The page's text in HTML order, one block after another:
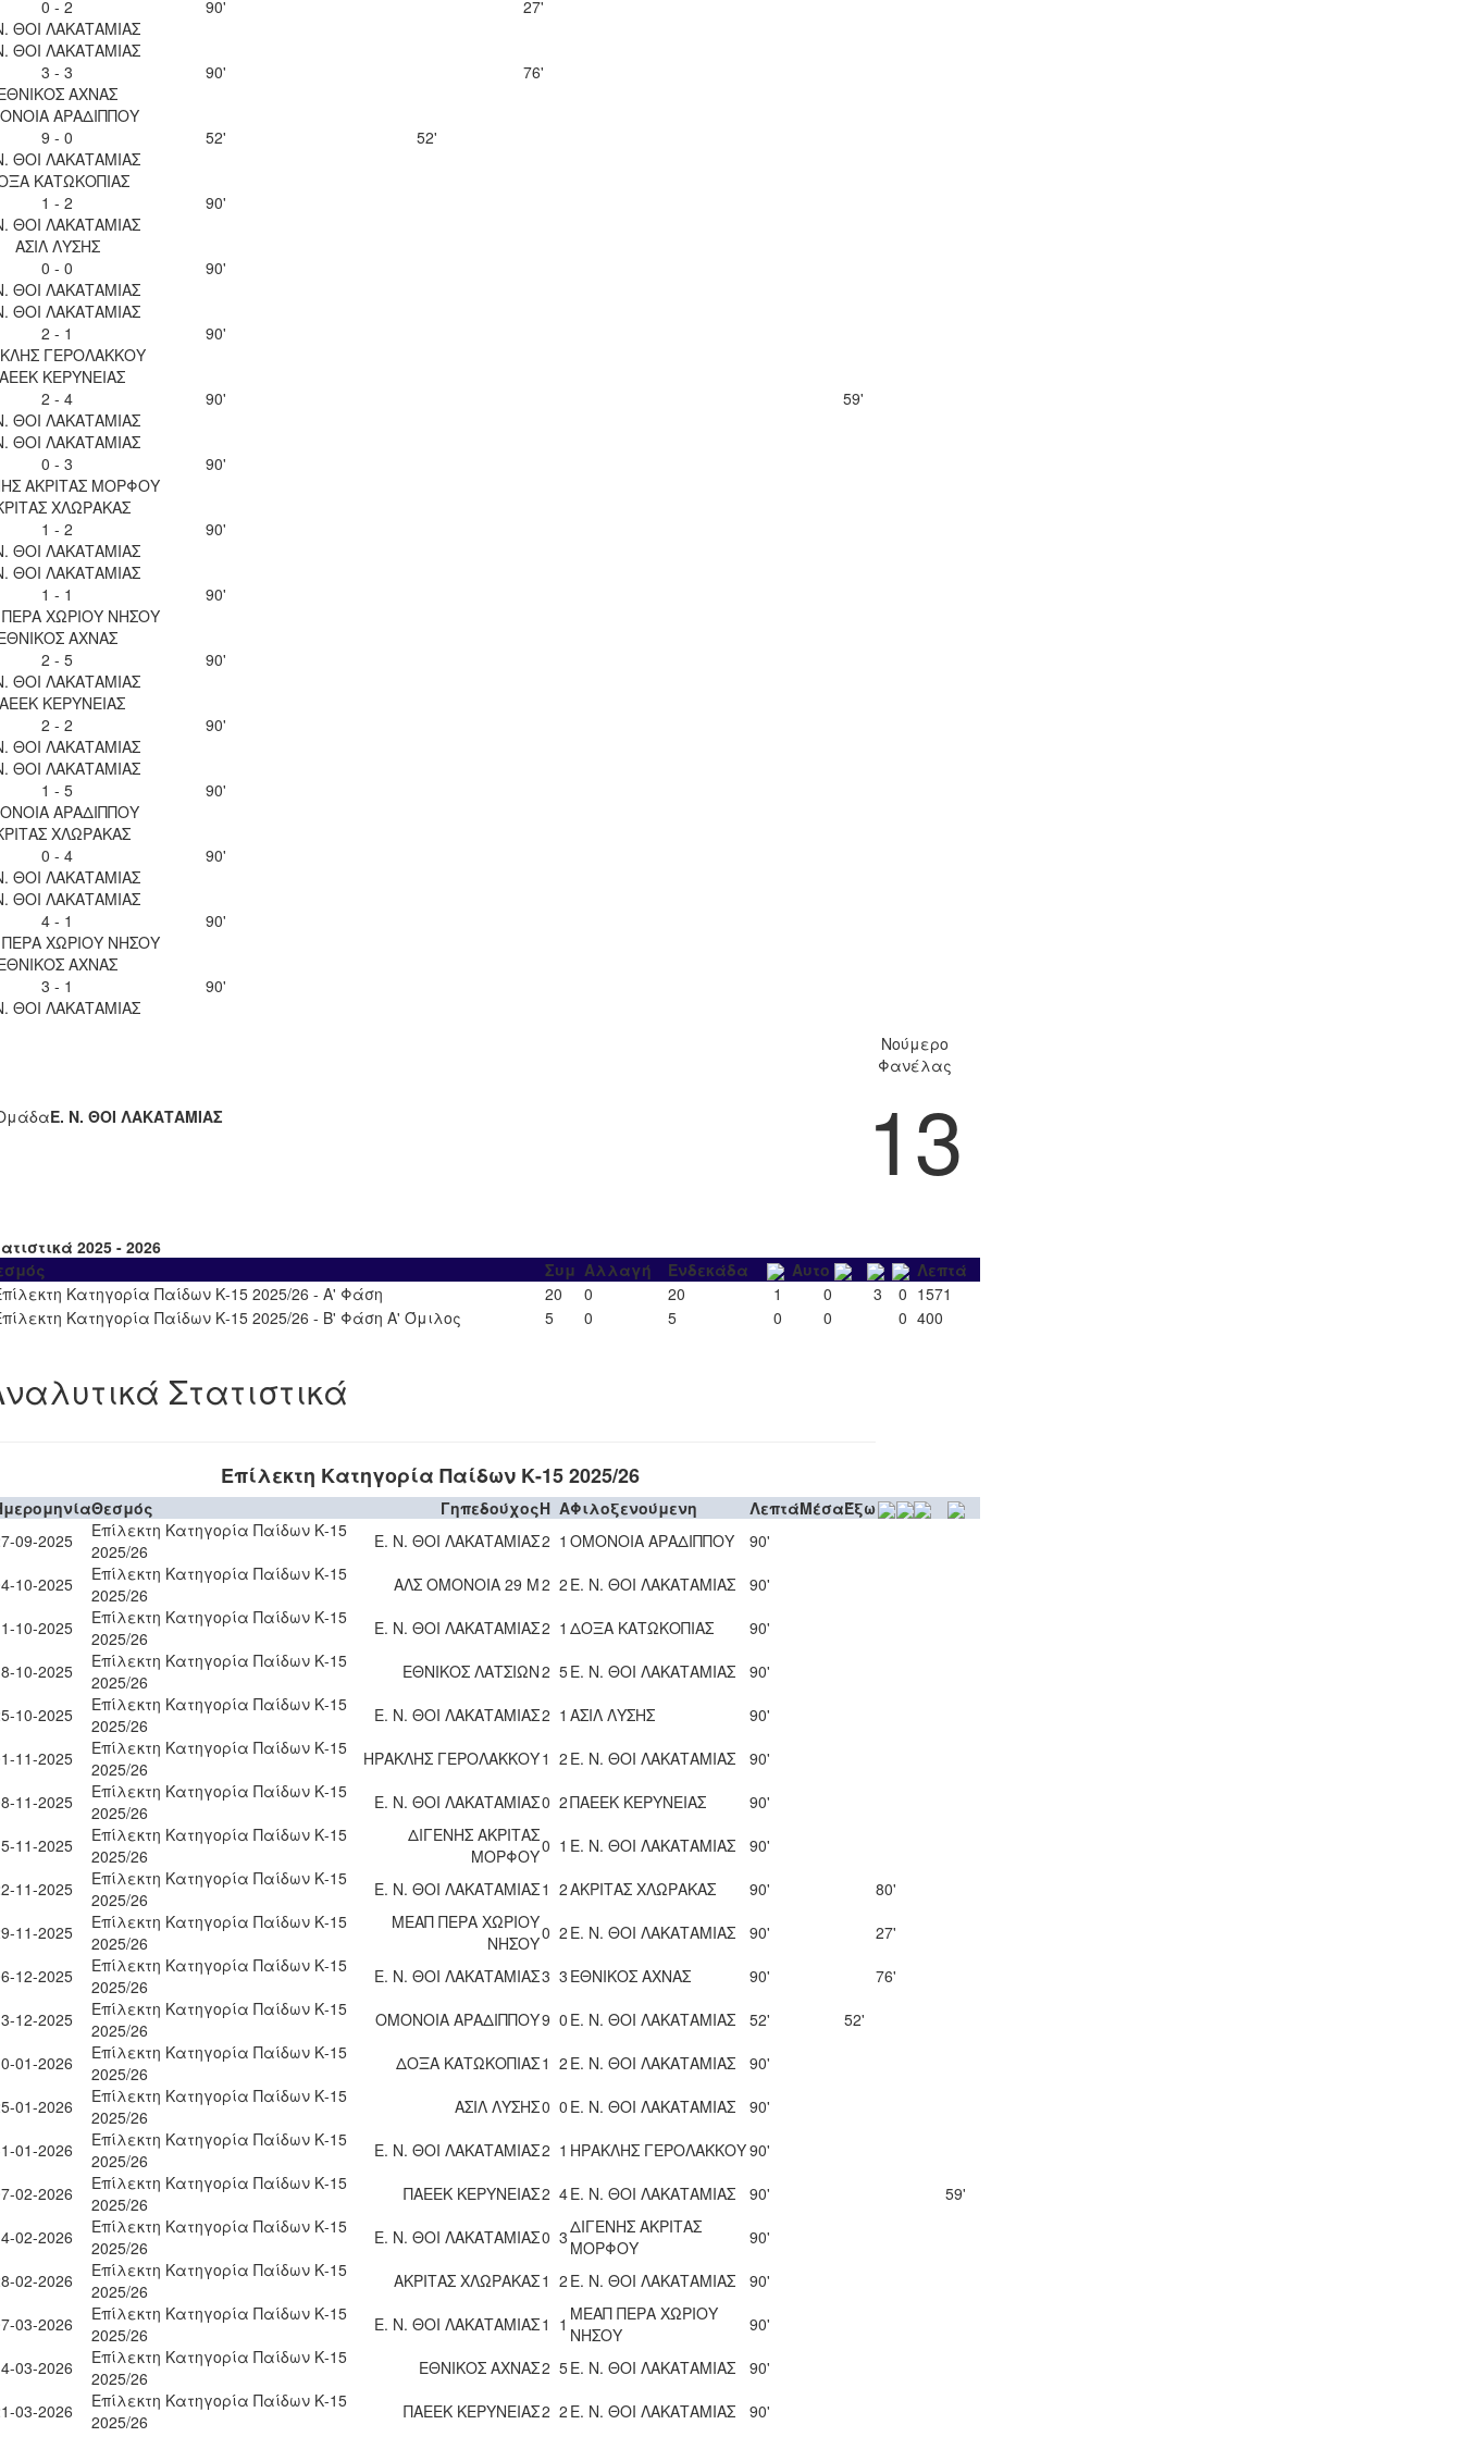
0 - 2
ΘΟΙ ΛΑΚΑΤΑΜΙΑΣ
90'
27'
ΘΟΙ ΛΑΚΑΤΑΜΙΑΣ
3 - 3
ΑΧΝΑΣ
90'
76'
ΑΡΑΔΙΠΠΟΥ
9 - 0
ΘΟΙ ΛΑΚΑΤΑΜΙΑΣ
52'
52'
ΚΑΤΩΚΟΠΙΑΣ
1 - 2
ΘΟΙ ΛΑΚΑΤΑΜΙΑΣ
90'
ΑΣΙΛ ΛΥΣΗΣ
0 - 0
ΘΟΙ ΛΑΚΑΤΑΜΙΑΣ
90'
ΘΟΙ ΛΑΚΑΤΑΜΙΑΣ
2 - 1
ΓΕΡΟΛΑΚΚΟΥ
90'
ΚΕΡΥΝΕΙΑΣ
2 - 4
ΘΟΙ ΛΑΚΑΤΑΜΙΑΣ
90'
59'
ΘΟΙ ΛΑΚΑΤΑΜΙΑΣ
0 - 3
ΑΚΡΙΤΑΣ ΜΟΡΦΟΥ
90'
ΧΛΩΡΑΚΑΣ
1 - 2
ΘΟΙ ΛΑΚΑΤΑΜΙΑΣ
90'
ΘΟΙ ΛΑΚΑΤΑΜΙΑΣ
1 - 1
ΧΩΡΙΟΥ ΝΗΣΟΥ
90'
ΑΧΝΑΣ
2 - 5
ΘΟΙ ΛΑΚΑΤΑΜΙΑΣ
90'
ΚΕΡΥΝΕΙΑΣ
2 - 2
ΘΟΙ ΛΑΚΑΤΑΜΙΑΣ
90'
ΘΟΙ ΛΑΚΑΤΑΜΙΑΣ
1 - 5
ΑΡΑΔΙΠΠΟΥ
90'
ΧΛΩΡΑΚΑΣ
0 - 4
ΘΟΙ ΛΑΚΑΤΑΜΙΑΣ
90'
ΘΟΙ ΛΑΚΑΤΑΜΙΑΣ
4 - 1
ΧΩΡΙΟΥ ΝΗΣΟΥ
90'
ΑΧΝΑΣ
3 - 1
ΘΟΙ ΛΑΚΑΤΑΜΙΑΣ
90'
Ε. Ν. ΘΟΙ ΛΑΚΑΤΑΜΙΑΣ
Νούμερο
Φανέλας
13
2025 - 2026
Συμ Αλλαγή Ενδεκάδα Αυτο
Λεπτά
Κατηγορία Παίδων Κ-15 2025/26 - Α' Φάση
20 0 20 1 0 3 0 1571
Κατηγορία Παίδων Κ-15 2025/26 - Β' Φάση Α' Όμιλος
5 0 5 0 0 0 400
Στατιστικά
Επίλεκτη Κατηγορία Παίδων Κ-15 2025/26
Θεσμός ΓηπεδούχοςH AΦιλοξενούμενη ΛεπτάΜέσαΈξω
09-2025
Επίλεκτη Κατηγορία Παίδων Κ-15
2025/26
Ε. Ν. ΘΟΙ ΛΑΚΑΤΑΜΙΑΣ2 1 ΟΜΟΝΟΙΑ ΑΡΑΔΙΠΠΟΥ
90'
10-2025
Επίλεκτη Κατηγορία Παίδων Κ-15
2025/26
ΑΛΣ ΟΜΟΝΟΙΑ 29 Μ2 2 Ε. Ν. ΘΟΙ ΛΑΚΑΤΑΜΙΑΣ
90'
10-2025
Επίλεκτη Κατηγορία Παίδων Κ-15
2025/26
Ε. Ν. ΘΟΙ ΛΑΚΑΤΑΜΙΑΣ2 1 ΔΟΞΑ ΚΑΤΩΚΟΠΙΑΣ
90'
10-2025
Επίλεκτη Κατηγορία Παίδων Κ-15
2025/26
ΕΘΝΙΚΟΣ ΛΑΤΣΙΩΝ2 5Ε. Ν. ΘΟΙ ΛΑΚΑΤΑΜΙΑΣ
90'
10-2025
Επίλεκτη Κατηγορία Παίδων Κ-15
2025/26
Ε. Ν. ΘΟΙ ΛΑΚΑΤΑΜΙΑΣ2 1 ΑΣΙΛ ΛΥΣΗΣ
90'
11-2025
Επίλεκτη Κατηγορία Παίδων Κ-15
2025/26
ΗΡΑΚΛΗΣ ΓΕΡΟΛΑΚΚΟΥ1 2 Ε. Ν. ΘΟΙ ΛΑΚΑΤΑΜΙΑΣ
90'
11-2025
Επίλεκτη Κατηγορία Παίδων Κ-15
2025/26
Ε. Ν. ΘΟΙ ΛΑΚΑΤΑΜΙΑΣ0 2ΠΑΕΕΚ ΚΕΡΥΝΕΙΑΣ
90'
11-2025
Επίλεκτη Κατηγορία Παίδων Κ-15
2025/26
ΔΙΓΕΝΗΣ ΑΚΡΙΤΑΣ
ΜΟΡΦΟΥ0 1 Ε. Ν. ΘΟΙ ΛΑΚΑΤΑΜΙΑΣ
90'
11-2025
Επίλεκτη Κατηγορία Παίδων Κ-15
2025/26
Ε. Ν. ΘΟΙ ΛΑΚΑΤΑΜΙΑΣ1 2ΑΚΡΙΤΑΣ ΧΛΩΡΑΚΑΣ 90'
80'
11-2025
Επίλεκτη Κατηγορία Παίδων Κ-15
2025/26
ΜΕΑΠ ΠΕΡΑ ΧΩΡΙΟΥ
ΝΗΣΟΥ0 2 Ε. Ν. ΘΟΙ ΛΑΚΑΤΑΜΙΑΣ 90'
27'
12-2025
Επίλεκτη Κατηγορία Παίδων Κ-15
2025/26
Ε. Ν. ΘΟΙ ΛΑΚΑΤΑΜΙΑΣ3 3 ΕΘΝΙΚΟΣ ΑΧΝΑΣ 90'
76'
12-2025
Επίλεκτη Κατηγορία Παίδων Κ-15
2025/26
ΟΜΟΝΟΙΑ ΑΡΑΔΙΠΠΟΥ9 0 Ε. Ν. ΘΟΙ ΛΑΚΑΤΑΜΙΑΣ 52'
52'
01-2026
Επίλεκτη Κατηγορία Παίδων Κ-15
2025/26
ΔΟΞΑ ΚΑΤΩΚΟΠΙΑΣ1 2 Ε. Ν. ΘΟΙ ΛΑΚΑΤΑΜΙΑΣ
90'
01-2026
Επίλεκτη Κατηγορία Παίδων Κ-15
2025/26
ΑΣΙΛ ΛΥΣΗΣ0 0 Ε. Ν. ΘΟΙ ΛΑΚΑΤΑΜΙΑΣ
90'
01-2026
Επίλεκτη Κατηγορία Παίδων Κ-15
2025/26
Ε. Ν. ΘΟΙ ΛΑΚΑΤΑΜΙΑΣ2 1 ΗΡΑΚΛΗΣ ΓΕΡΟΛΑΚΚΟΥ90'
02-2026
Επίλεκτη Κατηγορία Παίδων Κ-15
2025/26
ΠΑΕΕΚ ΚΕΡΥΝΕΙΑΣ2 4Ε. Ν. ΘΟΙ ΛΑΚΑΤΑΜΙΑΣ 90'
59'
02-2026
Επίλεκτη Κατηγορία Παίδων Κ-15
2025/26
Ε. Ν. ΘΟΙ ΛΑΚΑΤΑΜΙΑΣ0 3ΔΙΓΕΝΗΣ ΑΚΡΙΤΑΣ
ΜΟΡΦΟΥ
90'
02-2026
Επίλεκτη Κατηγορία Παίδων Κ-15
2025/26
ΑΚΡΙΤΑΣ ΧΛΩΡΑΚΑΣ1 2 Ε. Ν. ΘΟΙ ΛΑΚΑΤΑΜΙΑΣ
90'
03-2026
Επίλεκτη Κατηγορία Παίδων Κ-15
2025/26
Ε. Ν. ΘΟΙ ΛΑΚΑΤΑΜΙΑΣ1 1 ΜΕΑΠ ΠΕΡΑ ΧΩΡΙΟΥ
ΝΗΣΟΥ
90'
03-2026
Επίλεκτη Κατηγορία Παίδων Κ-15
2025/26
ΕΘΝΙΚΟΣ ΑΧΝΑΣ2 5Ε. Ν. ΘΟΙ ΛΑΚΑΤΑΜΙΑΣ
90'
03-2026
Επίλεκτη Κατηγορία Παίδων Κ-15
2025/26
ΠΑΕΕΚ ΚΕΡΥΝΕΙΑΣ2 2 Ε. Ν. ΘΟΙ ΛΑΚΑΤΑΜΙΑΣ
90'